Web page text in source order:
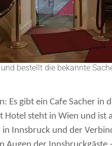
bestellt die bekannte
Es gibt ein Cafe Sacher in
Hotel steht in Wien und
Innsbruck und der